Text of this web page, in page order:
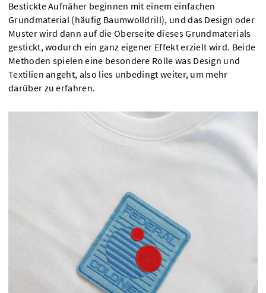
Bestickte Aufnäher beginnen mit einem einfachen
Grundmaterial (häufig Baumwolldrill), und das Design oder
Muster wird dann auf die Oberseite dieses Grundmaterials
gestickt, wodurch ein ganz eigener Effekt erzielt wird. Beide
Methoden spielen eine besondere Rolle was Design und
Textilien angeht, also lies unbedingt weiter, um mehr
darüber zu erfahren.